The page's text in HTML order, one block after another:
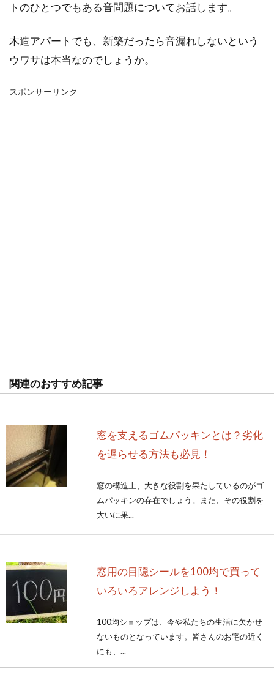
トのひとつでもある音問題についてお話します。
木造アパートでも、新築だったら音漏れしないという
ウワサは本当なのでしょうか。
スポンサーリンク
関連のおすすめ記事
窓を支えるゴムパッキンとは？劣化
を遅らせる方法も必見！
窓の構造上、大きな役割を果たしているのがゴ
ムパッキンの存在でしょう。また、その役割を
大いに果...
窓用の目隠シールを100均で買って
いろいろアレンジしよう！
100均ショップは、今や私たちの生活に欠かせ
ないものとなっています。皆さんのお宅の近く
にも、...